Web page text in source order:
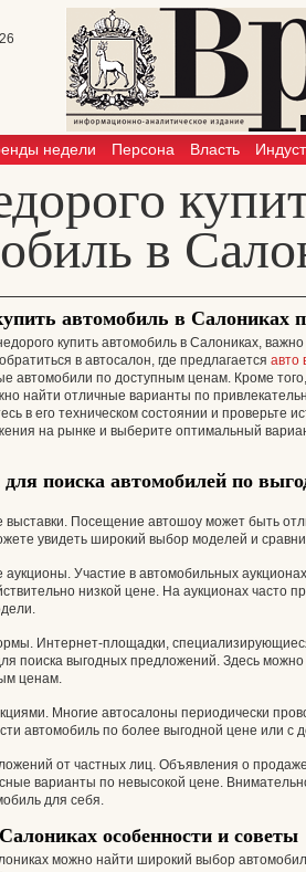
недели Персона Власть
в
автомобиль в Салониках
купить автомобиль в Салониках,
в автосалон, где предлагается авто
автомобили по доступным ценам. Кроме
найти отличные варианты по
в его техническом состоянии и проверьте
на рынке и выберите оптимальный
поиска автомобилей по
выставки. Посещение автошоу может быть
увидеть широкий выбор моделей и
Участие в автомобильных
низкой цене. На аукционах часто
Интернет-площадки,
поиска выгодных предложений. Здесь
ценам.
Многие автосалоны периодически
автомобиль по более выгодной цене или с
от частных лиц. Объявления о
варианты по невысокой цене.
для себя.
особенности и советы
можно найти широкий выбор